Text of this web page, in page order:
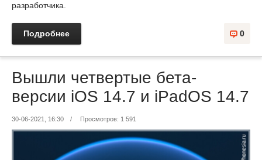
разработчика.
Подробнее 0
Вышли четвертые бета-
версии iOS 14.7 и iPadOS 14.7
30-06-2021, 16:30 / Просмотров: 1 591